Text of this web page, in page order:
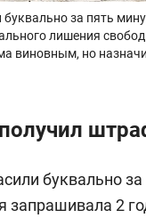
за пять
лишения
виновным, но
буквально
запрашивала 2